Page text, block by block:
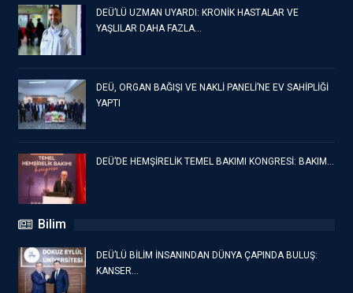
DEÜ’LÜ UZMAN UYARDI: KRONİK HASTALAR VE
YAŞLILAR DAHA FAZLA…
DEÜ, ORGAN BAĞIŞI VE NAKLİ PANELİ’NE EV SAHİPLİĞİ
YAPTI
DEÜ’DE HEMŞİRELİK TEMEL BAKIMI KONGRESİ: BAKIM…
Bilim
DEÜ’LÜ BİLİM İNSANINDAN DÜNYA ÇAPINDA BULUŞ:
KANSER…